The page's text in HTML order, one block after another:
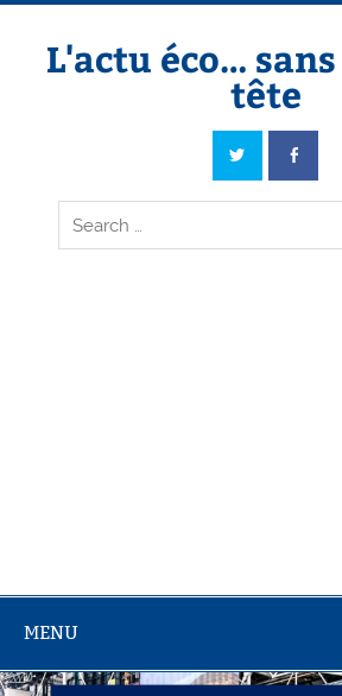
Skip
contentL'actu éco…
tête
L'actu éco… sans prise de tête
MENU